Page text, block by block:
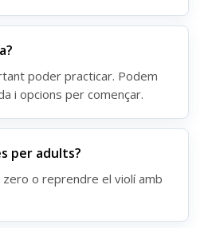
poder practicar. Podem
i opcions per començar.
per adults?
zero o reprendre el violí amb